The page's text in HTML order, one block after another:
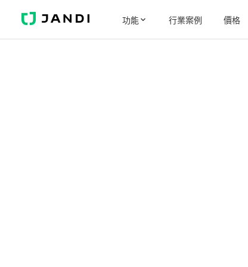
J
N
功能 行業案例 價格